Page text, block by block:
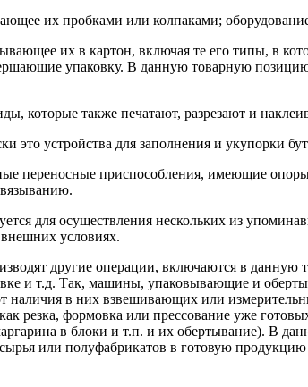
их пробками или колпаками;
их в картон, включая те его типы, в
упаковку. В данную товарную
которые также печатают, разрезают и
это устройства для заполнения и укупорки
переносные приспособления, имеющие
для осуществления нескольких из
условиях.
другие операции, включаются в
и т.д. Так, машины, упаковывающие и
наличия в них взвешивающих или
резка, формовка или прессование уже
в блоки и т.п. и их обертывание). В
или полуфабрикатов в готовую